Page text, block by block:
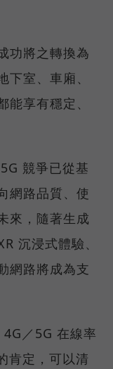
功將之轉換為
室、車廂、
享有穩定、
競爭已從基
網路品質、使
來，隨著生成
沉浸式體驗、
網路將成為支
／5G 在線率
肯定，可以清